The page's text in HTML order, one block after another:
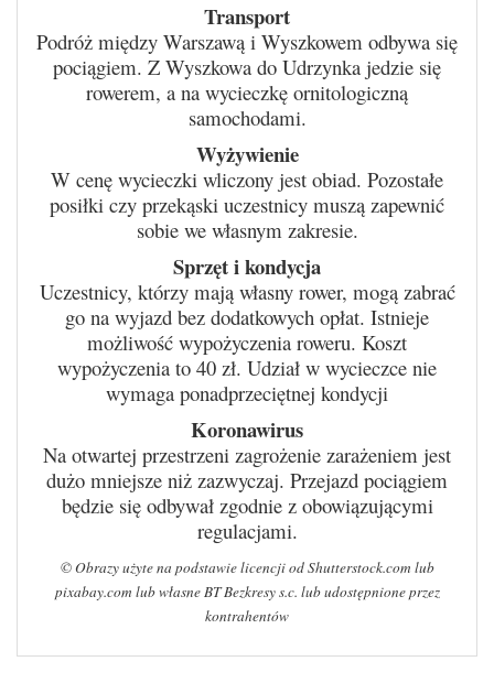
Transport
Podróż między Warszawą i Wyszkowem odbywa się
pociągiem. Z Wyszkowa do Udrzynka jedzie się
rowerem, a na wycieczkę ornitologiczną
samochodami.
Wyżywienie
W cenę wycieczki wliczony jest obiad. Pozostałe
posiłki czy przekąski uczestnicy muszą zapewnić
sobie we własnym zakresie.
Sprzęt i kondycja
Uczestnicy, którzy mają własny rower, mogą zabrać
go na wyjazd bez dodatkowych opłat. Istnieje
możliwość wypożyczenia roweru. Koszt
wypożyczenia to 40 zł. Udział w wycieczce nie
wymaga ponadprzeciętnej kondycji
Koronawirus
Na otwartej przestrzeni zagrożenie zarażeniem jest
dużo mniejsze niż zazwyczaj. Przejazd pociągiem
będzie się odbywał zgodnie z obowiązującymi
regulacjami.
© Obrazy użyte na podstawie licencji od Shutterstock.com lub
pixabay.com lub własne BT Bezkresy s.c. lub udostępnione przez
kontrahentów